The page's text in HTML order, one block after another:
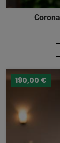
190,00 €